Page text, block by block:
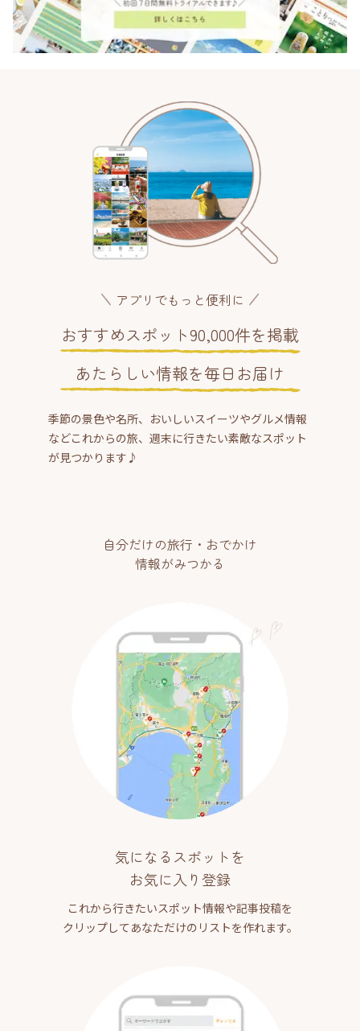
アプリでもっと便利に
おすすめスポット90,000件を掲載
あたらしい情報を毎日お届け
季節の景色や名所、おいしいスイーツやグルメ情報
などこれからの旅、週末に行きたい素敵なスポット
が見つかります♪
自分だけの旅行・おでかけ
情報がみつかる
気になるスポットを
お気に入り登録
これから行きたいスポット情報や記事投稿を
クリップしてあなただけのリストを作れます。